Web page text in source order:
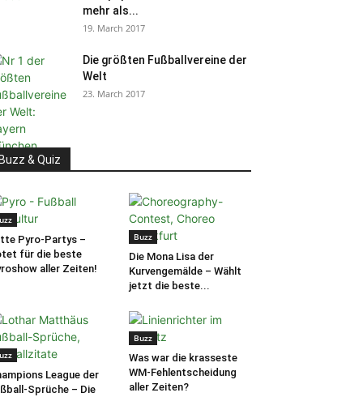
mehr als...
19. March 2017
Die größten Fußballvereine der
Welt
23. March 2017
& Quiz
Pyro-Partys –
für die beste
aller Zeiten!
Buzz
Die Mona Lisa der
Kurvengemälde – Wählt
jetzt die beste...
League der
Sprüche – Die
Buzz
Was war die krasseste
WM-Fehlentscheidung
aller Zeiten?